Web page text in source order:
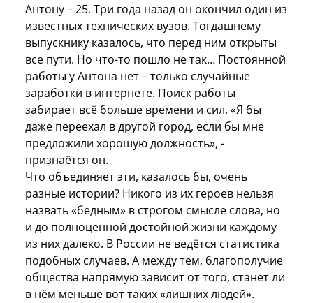
Антону – 25. Три года назад он окончил один из
известных технических вузов. Тогдашнему
выпускнику казалось, что перед ним открыты
все пути. Но что-то пошло не так… Постоянной
работы у Антона нет – только случайные
заработки в интернете. Поиск работы
забирает всё больше времени и сил. «Я бы
даже переехал в другой город, если бы мне
предложили хорошую должность», -
признаётся он.
Что объединяет эти, казалось бы, очень
разные истории? Никого из их героев нельзя
назвать «бедным» в строгом смысле слова, но
и до полноценной достойной жизни каждому
из них далеко. В России не ведётся статистика
подобных случаев. А между тем, благополучие
общества напрямую зависит от того, станет ли
в нём меньше вот таких «лишних людей».